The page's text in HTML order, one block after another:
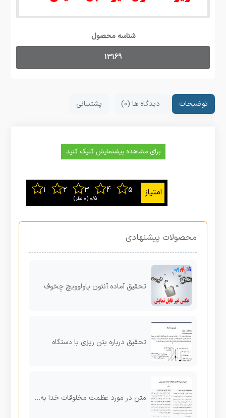
شناسه محصول
13169
توضیحات دیدگاه ها (0) پشتیبانی
برای مشاهده پیشنمایش کلیک کنید
0/5 ‫(0 نظر)
محصولات پیشنهادی
تحقیق آماده آنتون پاولوویچ چِخوف
تحقیق درباره بتن ریزی با دستگاه
متن در مورد عظمت مخلوقات خدا به زبان عربی